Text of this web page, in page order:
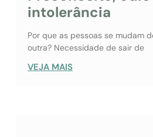
intolerância
Por que as pessoas se mudam
outra? Necessidade de sair de
VEJA MAIS